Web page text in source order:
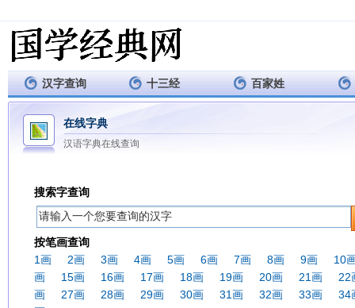
汉字查询 十三经 百家姓
在线字典
汉语字典在线查询
搜索字查询
按笔画查询
1画
2画 3画 4画 5画 6画 7画 8画 9画
10
画
15画 16画 17画 18画 19画 20画 21画
22
画
27画 28画 29画 30画 31画 32画 33画
34